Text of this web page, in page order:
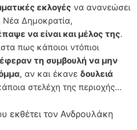
εκλογές να ανανεώσει
Νέα Δημοκρατία,
να είναι και μέλος της.
πως κάποιοι ντόπιοι
τη συμβουλή να μην
, αν και έκανε δουλειά
στελέχη της περιοχής…
εκθέτει τον Ανδρουλάκη